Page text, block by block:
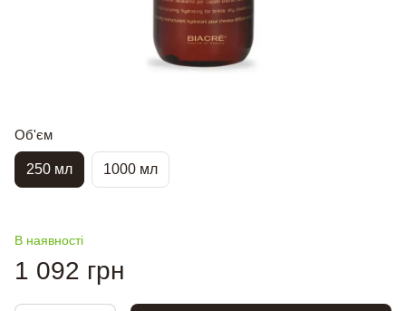
Об'єм
250 мл 1000 мл
В наявності
1 092 грн